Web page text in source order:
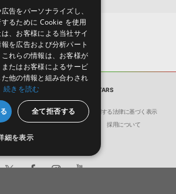
サンプルパック DEEP BLUES GUITARS
）への取り組み
特定商取引に関する法律に基づく表示
利用規約 個人情報の保護について 採用について
告をパーソナライズし、
るために Cookie を使用
、お客様による当社サイ
を広告および分析パート
れらの情報は、お客様が
たはお客様によるサービ
他の情報と組み合わされ
続きを読む
全て拒否する
細を表示